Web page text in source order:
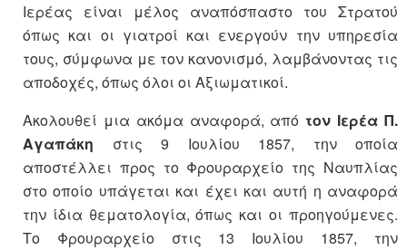
Ιερέας είναι μέλος αναπόσπαστο του Στρατού
όπως και οι γιατροί και ενεργούν την υπηρεσία
τους, σύμφωνα με τον κανονισμό, λαμβάνοντας τις
αποδοχές, όπως όλοι οι Αξιωματικοί.
Ακολουθεί μια ακόμα αναφορά, από τον Ιερέα Π.
Αγαπάκη στις 9 Ιουλίου 1857, την οποία
αποστέλλει προς το Φρουραρχείο της Ναυπλίας
στο οποίο υπάγεται και έχει και αυτή η αναφορά
την ίδια θεματολογία, όπως και οι προηγούμενες.
Το Φρουραρχείο στις 13 Ιουλίου 1857, την